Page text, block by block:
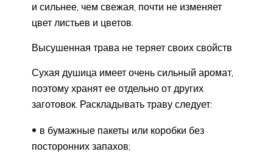
и сильнее, чем свежая, почти не изменяет
цвет листьев и цветов.
Высушенная трава не теряет своих свойств
Сухая душица имеет очень сильный аромат,
поэтому хранят ее отдельно от других
заготовок. Раскладывать траву следует:
в бумажные пакеты или коробки без
посторонних запахов;